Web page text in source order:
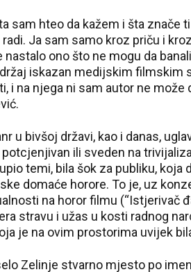
sam hteo da kažem i šta znače
Ja sam samo kroz priču i
ono što ne mogu da
iskazan medijskim filmskim
i na njega ni sam autor ne
u bivšoj državi, kao i danas,
ili sveden na
temi, bila šok za publiku, koja
domaće horore. To je, uz
na horor filmu (“Istjerivač
stravu i užas u kosti radnog
je na ovim prostorima uvijek
Zelinje stvarno mjesto po